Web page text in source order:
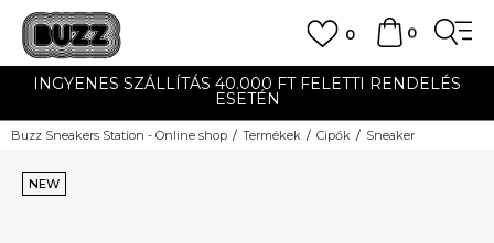
0
0
INGYENES SZÁLLÍTÁS 40.000 FT FELETTI RENDELÉS
ESETÉN
Buzz Sneakers Station - Online shop Termékek Cipők Sneaker
NEW